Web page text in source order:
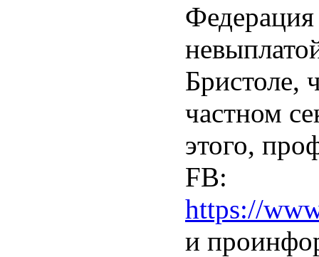
Бристоле,
частном
этого,
FB:
https://
и